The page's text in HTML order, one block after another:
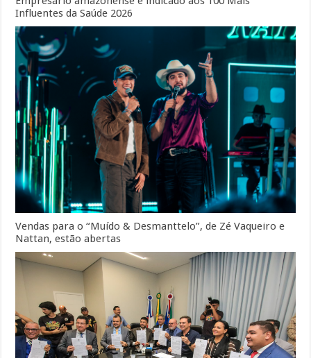
Influentes da Saúde 2026
Vendas para o “Muído & Desmanttelo”, de Zé Vaqueiro e
Nattan, estão abertas